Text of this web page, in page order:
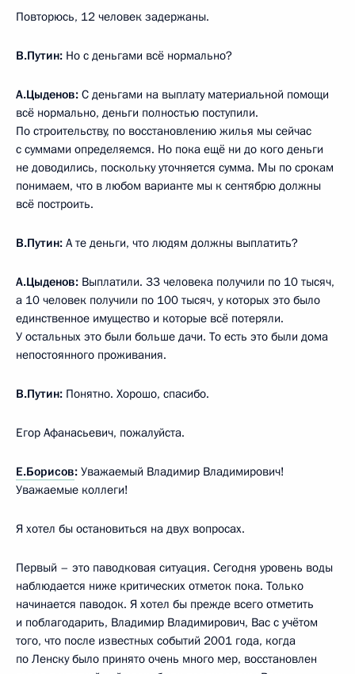
Повторюсь, 12 человек задержаны.
В.Путин: Но с деньгами всё нормально?
А.Цыденов: С деньгами на выплату материальной помощи
всё нормально, деньги полностью поступили.
По строительству, по восстановлению жилья мы сейчас
с суммами определяемся. Но пока ещё ни до кого деньги
не доводились, поскольку уточняется сумма. Мы по срокам
понимаем, что в любом варианте мы к сентябрю должны
всё построить.
В.Путин: А те деньги, что людям должны выплатить?
А.Цыденов: Выплатили. 33 человека получили по 10 тысяч,
а 10 человек получили по 100 тысяч, у которых это было
единственное имущество и которые всё потеряли.
У остальных это были больше дачи. То есть это были дома
непостоянного проживания.
В.Путин: Понятно. Хорошо, спасибо.
Егор Афанасьевич, пожалуйста.
Е.Борисов: Уважаемый Владимир Владимирович!
Уважаемые коллеги!
Я хотел бы остановиться на двух вопросах.
Первый – это паводковая ситуация. Сегодня уровень воды
наблюдается ниже критических отметок пока. Только
начинается паводок. Я хотел бы прежде всего отметить
и поблагодарить, Владимир Владимирович, Вас с учётом
того, что после известных событий 2001 года, когда
по Ленску было принято очень много мер, восстановлен